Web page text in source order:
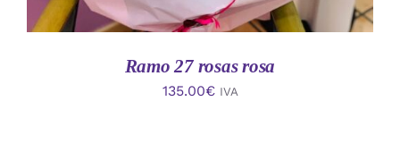
Ramo 27 rosas rosa
135.00€ IVA